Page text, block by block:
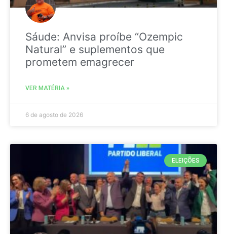
Sáude: Anvisa proíbe “Ozempic
Natural” e suplementos que
prometem emagrecer
VER MATÉRIA »
6 de agosto de 2026
ELEIÇÕES